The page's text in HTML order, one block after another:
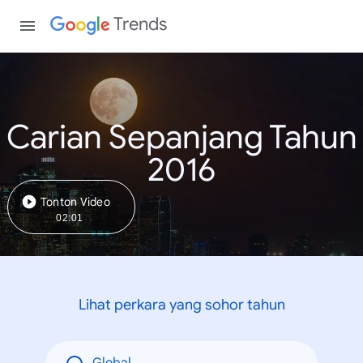
Trends
Carian Sepanjang Tahun
2016
Tonton Video
02:01
Lihat perkara yang sohor tahun